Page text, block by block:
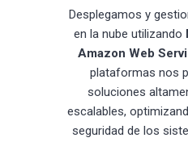
Desplegamos y
en la nube utilizando
Amazon Web
plataformas nos
soluciones
escalables,
seguridad de los